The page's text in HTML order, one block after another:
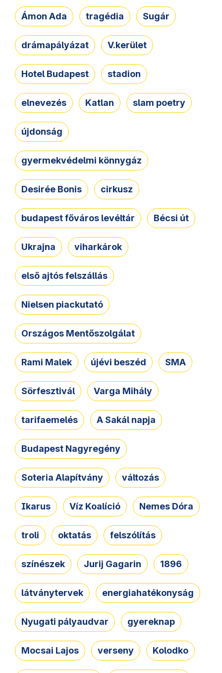
Ámon Ada tragédia Sugár
drámapályázat V.kerület
Hotel Budapest stadion
elnevezés Katlan slam poetry
újdonság
gyermekvédelmi könnygáz
Desirée Bonis cirkusz
budapest főváros levéltár Bécsi út
Ukrajna viharkárok
első ajtós felszállás
Nielsen piackutató
Országos Mentőszolgálat
Rami Malek újévi beszéd SMA
Sörfesztivál Varga Mihály
tarifaemelés A Sakál napja
Budapest Nagyregény
Soteria Alapítvány változás
Ikarus Víz Koalíció Nemes Dóra
troli oktatás felszólítás
színészek Jurij Gagarin 1896
látványtervek energiahatékonyság
Nyugati pályaudvar gyereknap
Mocsai Lajos verseny Kolodko